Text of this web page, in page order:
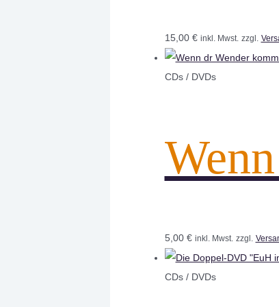
15,00 € inkl. Mwst. zzgl.
CDs / DVDs
5,00 € inkl. Mwst. zzgl.
CDs / DVDs